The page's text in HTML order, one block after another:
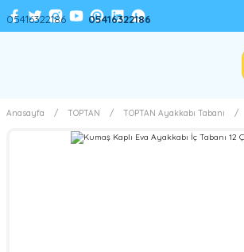
Anasayfa TOPTAN TOPTAN Ayakkabı Tabanı
05416322186 05416322186